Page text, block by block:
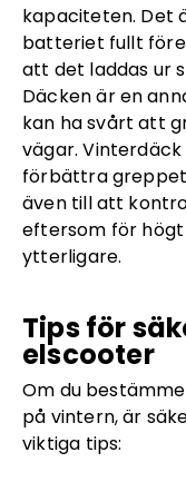
kapaciteten. Det
batteriet fullt
att det laddas ur
Däcken är en
kan ha svårt att
vägar.
förbättra greppet
även till att
eftersom för
ytterligare.
Tips för
elscooter
Om du
på vintern, är
viktiga tips: